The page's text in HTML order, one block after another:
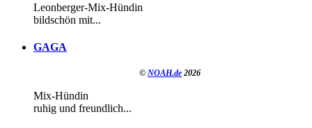
Leonberger-Mix-Hündin
bildschön mit...
GAGA
© NOAH.de 2026
Mix-Hündin
ruhig und freundlich...